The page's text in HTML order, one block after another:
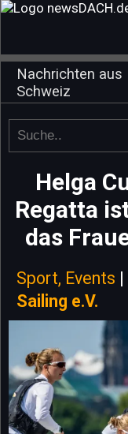
Nachrichten aus
Schweiz
Helga
Regatta
das
Sport, Events |
Sailing e.V.